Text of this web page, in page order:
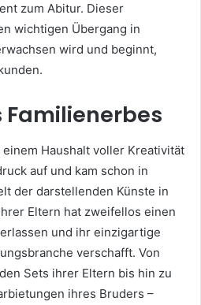
zum Abitur. Dieser
wichtigen Übergang in
wird und beginnt,
Familienerbes
Haushalt voller Kreativität
auf und kam schon in
der darstellenden Künste in
Eltern hat zweifellos einen
und ihr einzigartige
verschafft. Von
Sets ihrer Eltern bis hin zu
ihres Bruders –